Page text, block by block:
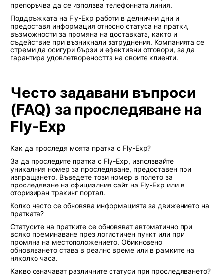
препоръчва да се използва телефонната линия.
Поддръжката на Fly-Exp работи в делнични дни и
предоставя информация относно статуса на пратки,
възможности за промяна на доставката, както и
съдействие при възникнали затруднения. Компанията се
стреми да осигури бързи и ефективни отговори, за да
гарантира удовлетвореността на своите клиенти.
Често задавани въпроси
(FAQ) за проследяване на
Fly-Exp
Как да проследя моята пратка с Fly-Exp?
За да проследите пратка с Fly-Exp, използвайте
уникалния номер за проследяване, предоставен при
изпращането. Въведете този номер в полето за
проследяване на официалния сайт на Fly-Exp или в
оторизиран тракинг портал.
Колко често се обновява информацията за движението на
пратката?
Статусите на пратките се обновяват автоматично при
всяко преминаване през логистичен пункт или при
промяна на местоположението. Обикновено
обновяването става в реално време или в рамките на
няколко часа.
Какво означават различните статуси при проследяването?